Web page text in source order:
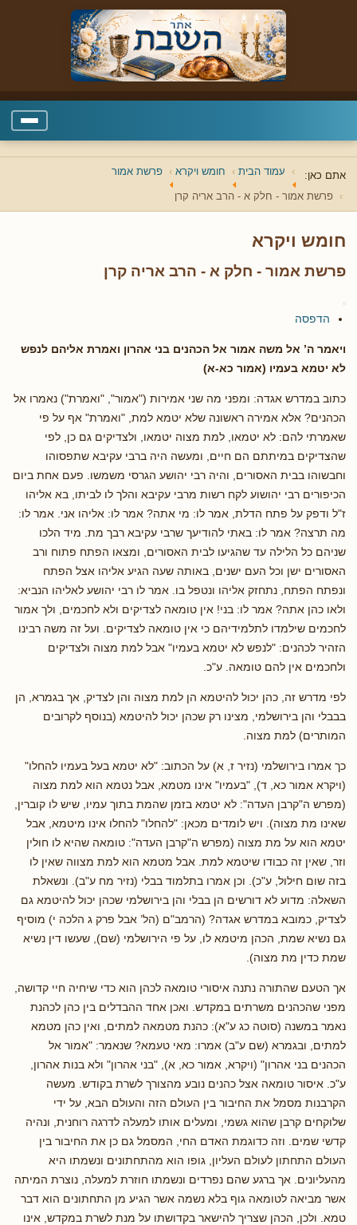
אתם כאן: עמוד הבית חומש ויקרא פרשת אמור
פרשת אמור - חלק א - הרב אריה קרן
חומש ויקרא
פרשת אמור - חלק א - הרב אריה קרן
הדפסה
ויאמר ה’ אל משה אמור אל הכהנים בני אהרון ואמרת אליהם לנפש
לא יטמא בעמיו (אמור כא-א)
כתוב במדרש אגדה: ומפני מה שני אמירות ("אמור", "ואמרת") נאמרו אל
הכהנים? אלא אמירה ראשונה שלא יטמא למת, "ואמרת" אף על פי
שאמרתי להם: לא יטמאו, למת מצוה יטמאו, ולצדיקים גם כן, לפי
שהצדיקים במיתתם הם חיים, ומעשה היה ברבי עקיבא שתפסוהו
וחבשוהו בבית האסורים, והיה רבי יהושע הגרסי משמשו. פעם אחת ביום
הכיפורים רבי יהושוע לקח רשות מרבי עקיבא והלך לו לביתו, בא אליהו
ז"ל ודפק על פתח הדלת, אמר לו: מי אתה? אמר לו: אליהו אני. אמר לו:
מה תרצה? אמר לו: באתי להודיעך שרבי עקיבא רבך מת. מיד הלכו
שניהם כל הלילה עד שהגיעו לבית האסורים, ומצאו הפתח פתוח ורב
האסורים ישן וכל העם ישנים, באותה שעה הגיע אליהו אצל הפתח
ונפתח הפתח, נתחזק אליהו ונטפל בו. אמר לו רבי יהושע לאליהו הנביא:
ולאו כהן אתה? אמר לו: בני! אין טומאה לצדיקים ולא לחכמים, ולך אמור
לחכמים שילמדו לתלמידיהם כי אין טומאה לצדיקים. ועל זה משה רבינו
הזהיר לכהנים: "לנפש לא יטמא בעמיו" אבל למת מצוה ולצדיקים
ולחכמים אין להם טומאה. ע"כ.
לפי מדרש זה, כהן יכול להיטמא הן למת מצוה והן לצדיק, אך בגמרא, הן
בבבלי והן בירושלמי, מצינו רק שכהן יכול להיטמא (בנוסף לקרובים
המותרים) למת מצוה.
כך אמרו בירושלמי (נזיר ז, א) על הכתוב: "לא יטמא בעל בעמיו להחלו"
(ויקרא אמור כא, ד), "בעמיו" אינו מטמא, אבל נטמא הוא למת מצוה
(מפרש ה"קרבן העדה": לא יטמא בזמן שהמת בתוך עמיו, שיש לו קוברין,
שאינו מת מצוה). ויש לומדים מכאן: "להחלו" להחלו אינו מיטמא, אבל
יטמא הוא על מת מצוה (מפרש ה"קרבן העדה": טומאה שהיא לו חולין
וזר, שאין זה כבודו שיטמא למת. אבל מטמא הוא למת מצווה שאין לו
בזה שום חילול, ע"כ). וכן אמרו בתלמוד בבלי (נזיר מח ע"ב). ונשאלת
השאלה: מדוע לא דורשים הן בבלי והן בירושלמי שכהן יכול להיטמא גם
לצדיק, כמובא במדרש אגדה? (הרמב"ם (הל’ אבל פרק ג הלכה י) מוסיף
גם נשיא שמת, הכהן מיטמא לו, על פי הירושלמי (שם), שעשו דין נשיא
שמת כדין מת מצוה).
אך הטעם שהתורה נתנה איסורי טומאה לכהן הוא כדי שיחיה חיי קדושה,
מפני שהכהנים משרתים במקדש. ואכן אחד ההבדלים בין כהן לכהנת
נאמר במשנה (סוטה כג ע"א): כהנת מטמאה למתים, ואין כהן מטמא
למתים, ובגמרא (שם ע"ב) אמרו: מאי טעמא? שנאמר: "אמור אל
הכהנים בני אהרון" (ויקרא, אמור כא, א), "בני אהרון" ולא בנות אהרון,
ע"כ. איסור טומאה אצל כהנים נובע מהצורך לשרת בקודש. מעשה
הקרבנות מסמל את החיבור בין העולם הזה והעולם הבא, על ידי
שלוקחים קרבן שהוא גשמי, ומעלים אותו למעלה לדרגה רוחנית, ונהיה
קדשי שמים. וזה כדוגמת האדם החי, המסמל גם כן את החיבור בין
העולם התחתון לעולם העליון, גופו הוא מהתחתונים ונשמתו היא
מהעליונים. אך ברגע שהם נפרדים ונשמתו חוזרת למעלה, נוצרת המיתה
אשר מביאה לטומאה גוף בלא נשמה אשר הגיע מן התחתונים הוא דבר
טמא. ולכן, הכהן שצריך להישאר בקדושתו על מנת לשרת במקדש, אינו